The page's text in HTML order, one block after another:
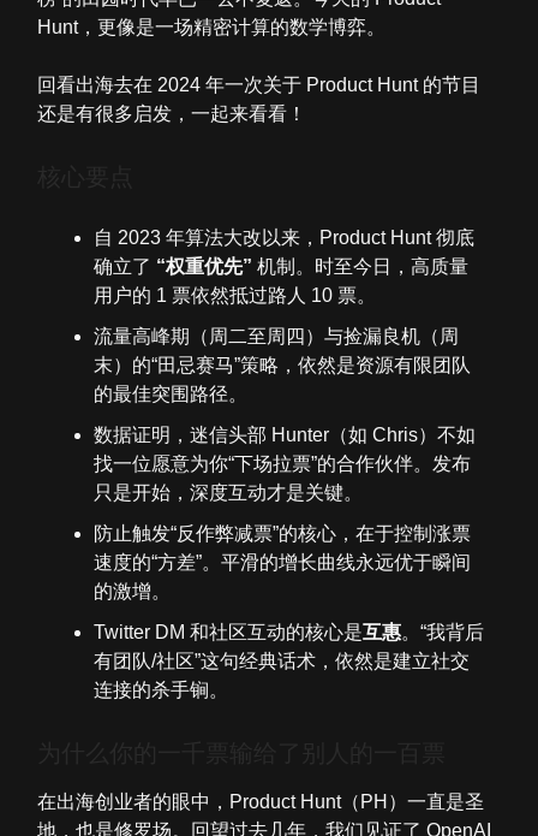
Hunt，更像是一场精密计算的数学博弈。
回看出海去在 2024 年一次关于 Product Hunt 的节目
还是有很多启发，一起来看看！
自 2023 年算法大改以来，Product Hunt 彻底
确立了 “权重优先” 机制。时至今日，高质量
用户的 1 票依然抵过路人 10 票。
流量高峰期（周二至周四）与捡漏良机（周
末）的“田忌赛马”策略，依然是资源有限团队
的最佳突围路径。
数据证明，迷信头部 Hunter（如 Chris）不如
找一位愿意为你“下场拉票”的合作伙伴。发布
只是开始，深度互动才是关键。
防止触发“反作弊减票”的核心，在于控制涨票
速度的“方差”。平滑的增长曲线永远优于瞬间
的激增。
Twitter DM 和社区互动的核心是互惠。“我背后
有团队/社区”这句经典话术，依然是建立社交
连接的杀手锏。
在出海创业者的眼中，Product Hunt（PH）一直是圣
地，也是修罗场。回望过去几年，我们见证了 OpenAI